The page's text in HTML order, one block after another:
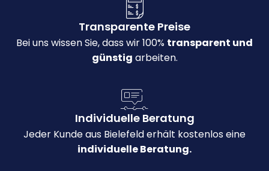
Transparente Preise
Bei uns wissen Sie, dass wir 100% transparent und
günstig arbeiten.
Individuelle Beratung
Jeder Kunde aus Bielefeld erhält kostenlos eine
individuelle Beratung.